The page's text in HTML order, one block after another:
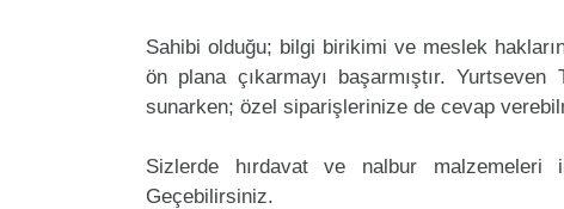
Sahibi olduğu; bilgi birikimi ve meslek
ön plana çıkarmayı başarmıştır.
sunarken; özel siparişlerinize de cevap
Sizlerde hırdavat ve nalbur malzemeleri
Geçebilirsiniz.